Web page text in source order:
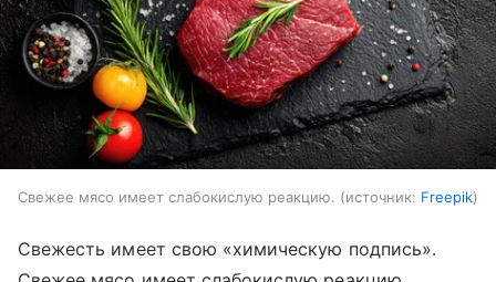
Свежее мясо имеет слабокислую реакцию. источник: Freepik
Свежесть имеет свою «химическую подпись».